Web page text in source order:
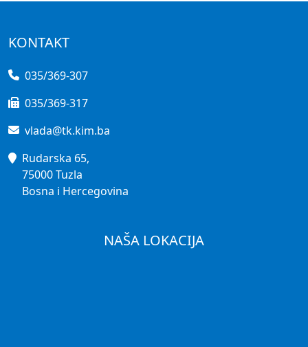
KONTAKT
035/369-307
035/369-317
vlada@tk.kim.ba
Rudarska 65,
75000 Tuzla
Bosna i Hercegovina
NAŠA LOKACIJA